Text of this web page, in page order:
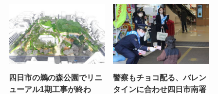
四日市の鵜の森公園でリニ
ューアル1期工事が終わ
警察もチョコ配る、バレン
タインに合わせ四日市南署